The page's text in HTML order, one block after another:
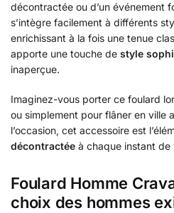
décontractée ou d’un événement
s’intègre facilement à différents
enrichissant à la fois une tenue
apporte une touche de style
inaperçue.
Imaginez-vous porter ce foulard
ou simplement pour flâner en ville
l’occasion, cet accessoire est
décontractée à chaque instant de
Foulard Homme
choix des hommes